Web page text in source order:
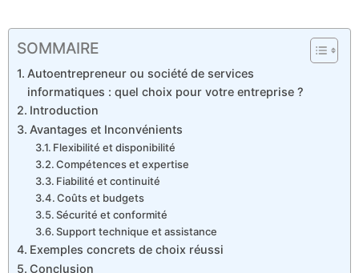
SOMMAIRE
Autoentrepreneur ou société de services
informatiques : quel choix pour votre entreprise ?
Introduction
Avantages et Inconvénients
Flexibilité et disponibilité
Compétences et expertise
Fiabilité et continuité
Coûts et budgets
Sécurité et conformité
Support technique et assistance
Exemples concrets de choix réussi
Conclusion